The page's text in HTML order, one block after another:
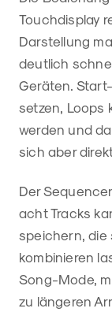
Touchdisplay
Darstellung
deutlich
Geräten.
setzen, Loops
werden und
sich aber
Der
acht Tracks
speichern, die
kombinieren
Song-Mode,
zu längeren